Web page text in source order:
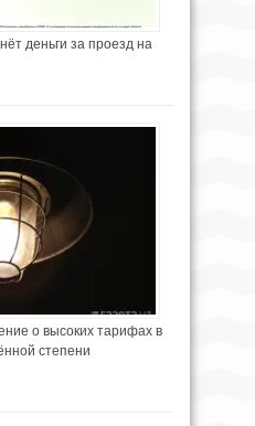
деньги за проезд на
о высоких тарифах в
степени